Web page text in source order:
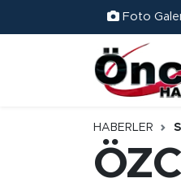
Foto
HABERLER
Sağlık & Çevre
Düzce Nöbetçi
Düzce Hava
Düzce Namaz